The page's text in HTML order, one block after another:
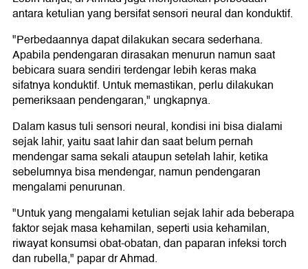
antara ketulian yang bersifat sensori neural dan konduktif.
"Perbedaannya dapat dilakukan secara sederhana.
Apabila pendengaran dirasakan menurun namun saat
bebicara suara sendiri terdengar lebih keras maka
sifatnya konduktif. Untuk memastikan, perlu dilakukan
pemeriksaan pendengaran," ungkapnya.
Dalam kasus tuli sensori neural, kondisi ini bisa dialami
sejak lahir, yaitu saat lahir dan saat belum pernah
mendengar sama sekali ataupun setelah lahir, ketika
sebelumnya bisa mendengar, namun pendengaran
mengalami penurunan.
"Untuk yang mengalami ketulian sejak lahir ada beberapa
faktor sejak masa kehamilan, seperti usia kehamilan,
riwayat konsumsi obat-obatan, dan paparan infeksi torch
dan rubella," papar dr Ahmad.